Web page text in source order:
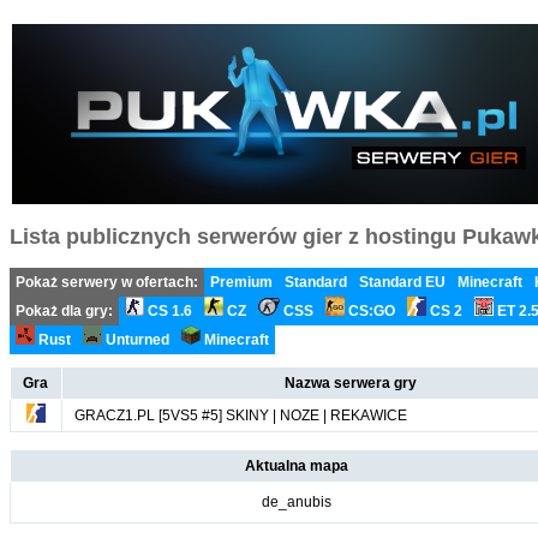
Lista publicznych serwerów gier z hostingu
Pokaż serwery w ofertach: Premium Standard Standard EU Minecraft
Pokaż dla gry:
CS 1.6 CZ CSS CS:GO CS 2
ET
Rust
Unturned Minecraft
Gra
Nazwa serwera gry
GRACZ1.PL [5VS5 #5] SKINY | NOZE | REKAWICE
Aktualna mapa
de_anubis